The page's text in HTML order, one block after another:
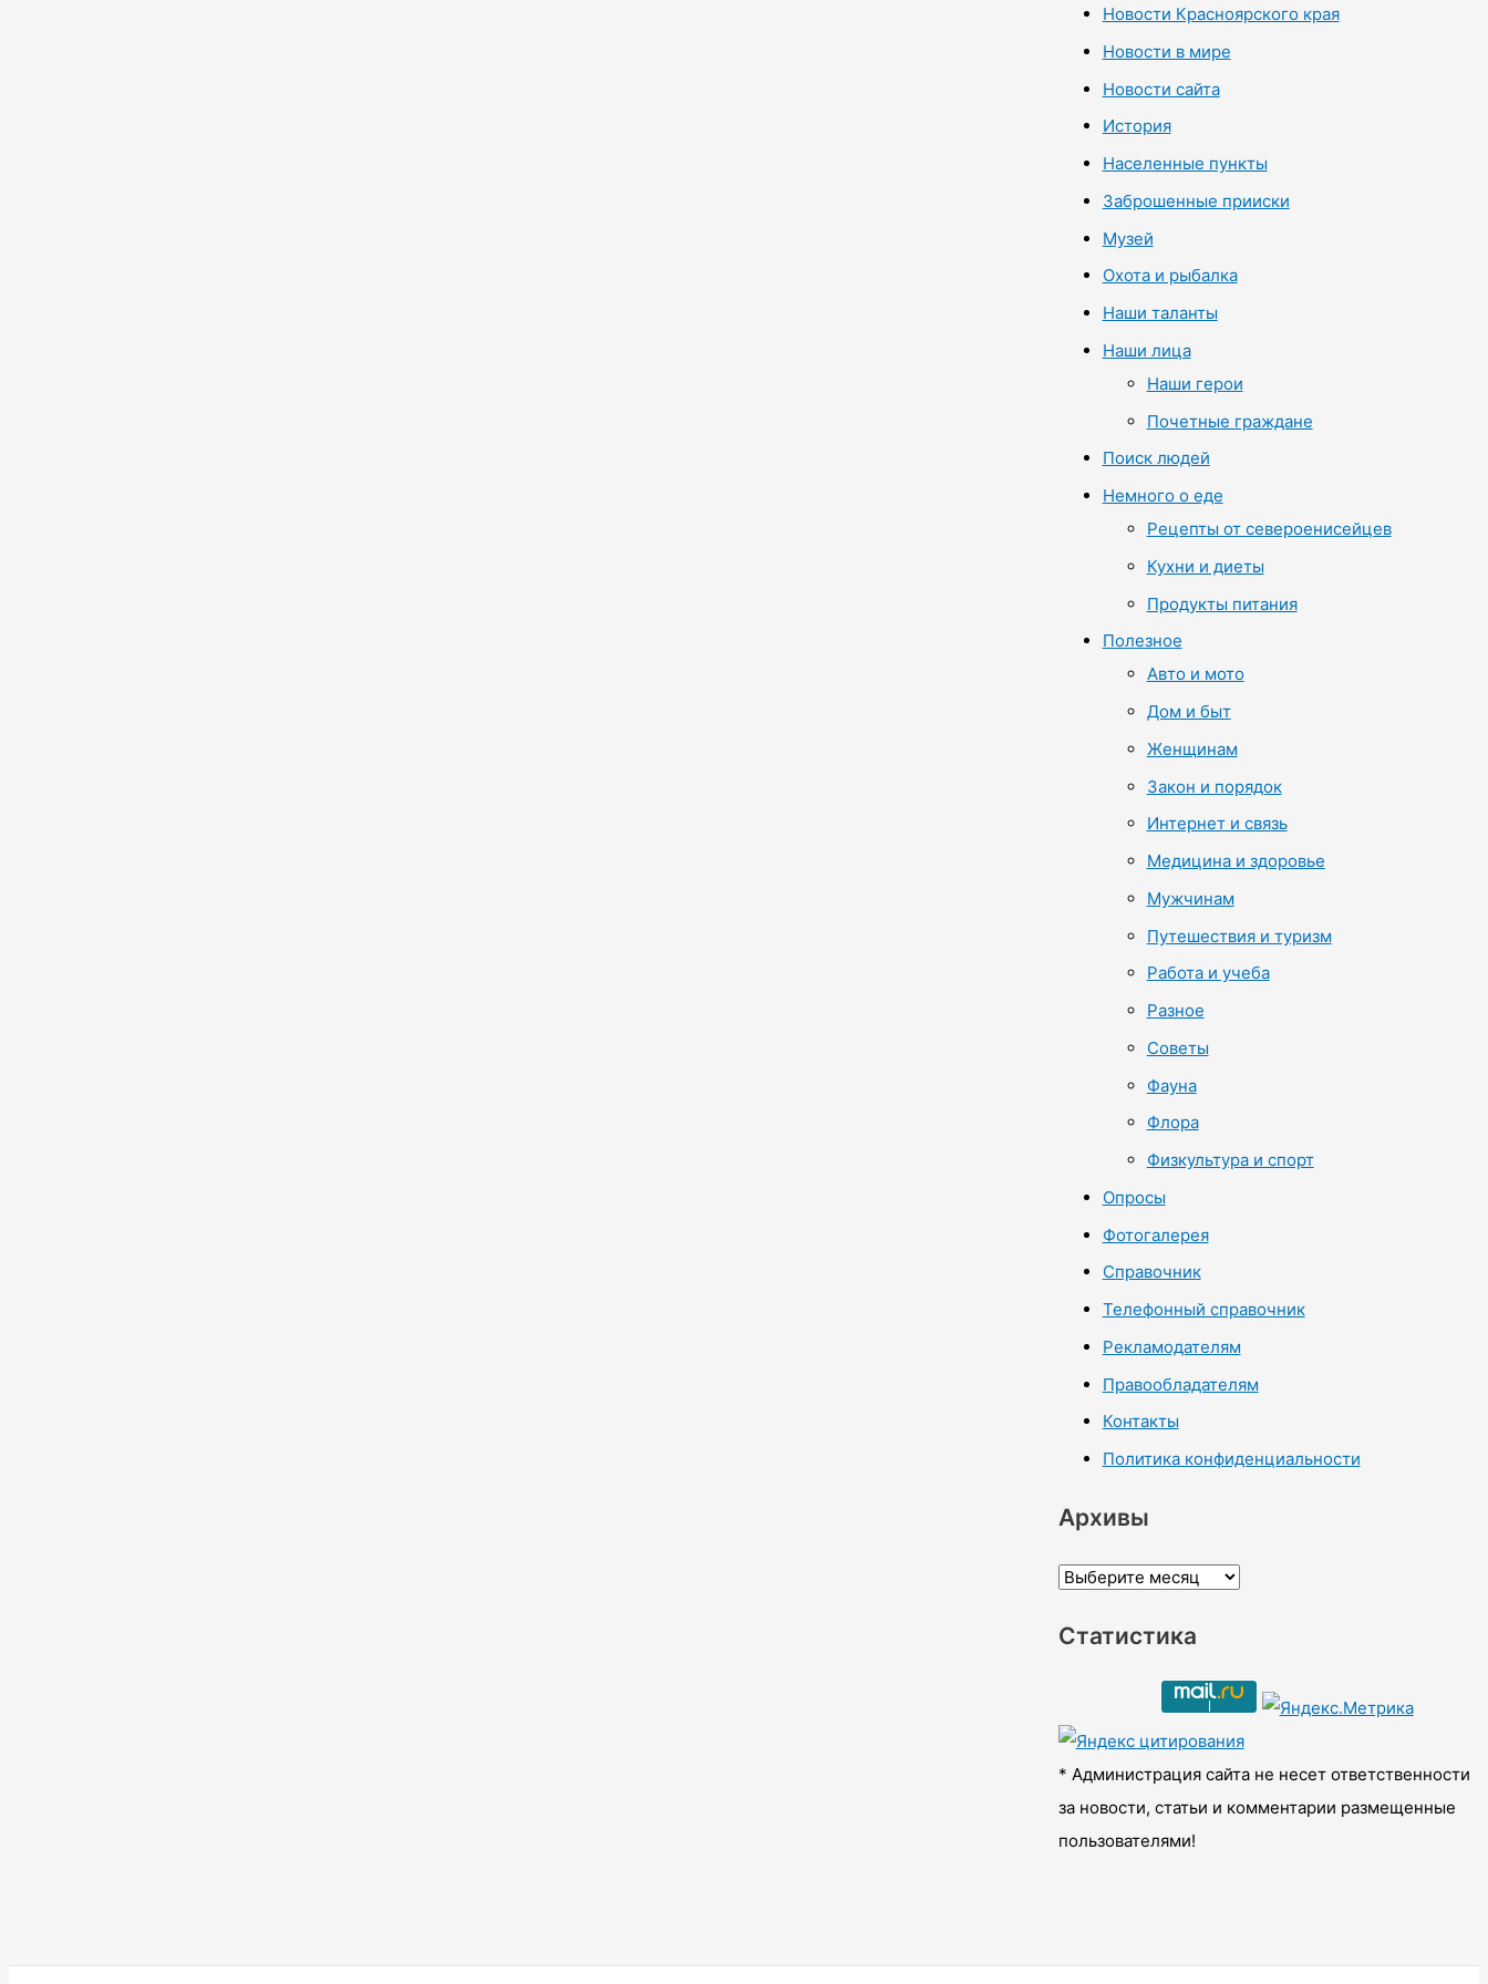
Новости Красноярского края
Новости в мире
Новости сайта
История
Населенные пункты
Заброшенные прииски
Музей
Охота и рыбалка
Наши таланты
Наши лица
Наши герои
Почетные граждане
Поиск людей
Немного о еде
Рецепты от североенисейцев
Кухни и диеты
Продукты питания
Полезное
Авто и мото
Дом и быт
Женщинам
Закон и порядок
Интернет и связь
Медицина и здоровье
Мужчинам
Путешествия и туризм
Работа и учеба
Разное
Советы
Фауна
Флора
Физкультура и спорт
Опросы
Фотогалерея
Справочник
Телефонный справочник
Рекламодателям
Правообладателям
Контакты
Политика конфиденциальности
Архивы
А
х
ы
Статистика
* Администрация сайта не несет ответственности
за новости, статьи и комментарии размещенные
пользователями!